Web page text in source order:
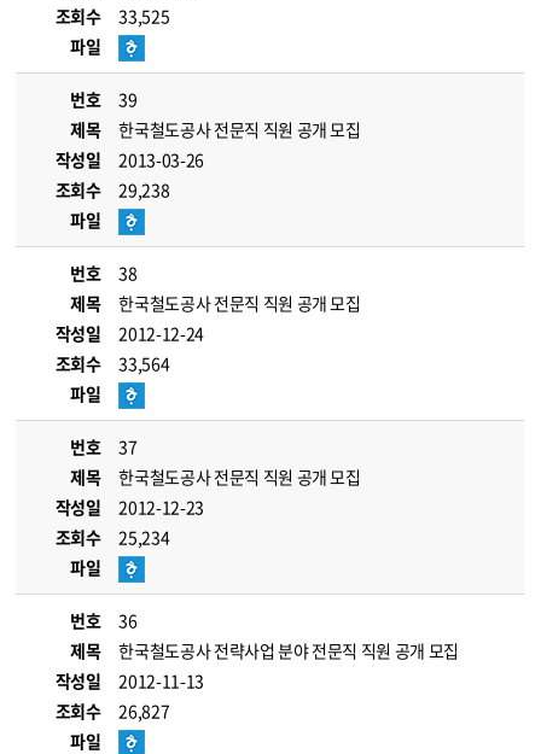
조회수
33,525
파일
번호
39
제목
한국철도공사 전문직 직원 공개 모집
작성일
2013-03-26
조회수
29,238
파일
번호
38
제목
한국철도공사 전문직 직원 공개 모집
작성일
2012-12-24
조회수
33,564
파일
번호
37
제목
한국철도공사 전문직 직원 공개 모집
작성일
2012-12-23
조회수
25,234
파일
번호
36
제목
한국철도공사 전략사업 분야 전문직 직원 공개 모집
작성일
2012-11-13
조회수
26,827
파일